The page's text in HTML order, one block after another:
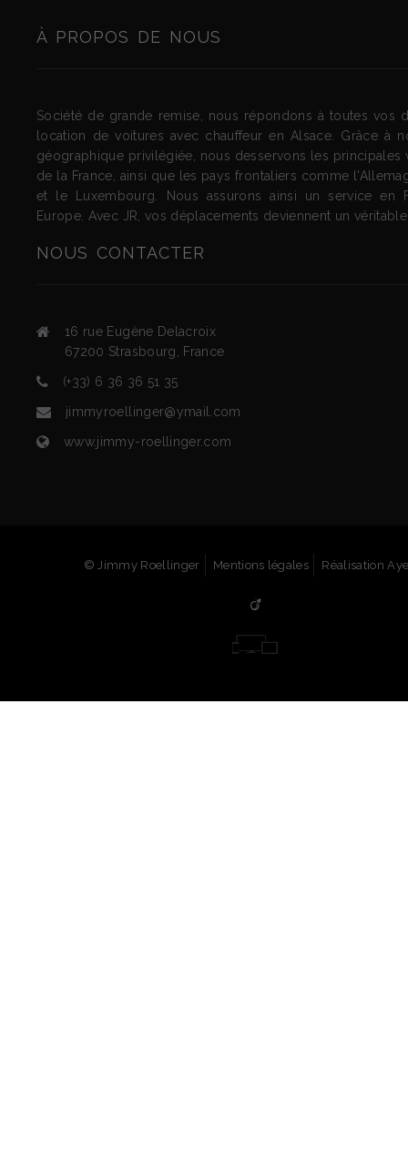
À PROPOS DE NOUS
Société de grande remise, nous répondons à toutes vos
location de voitures avec chauffeur en Alsace. Grâce à
géographique privilégiée, nous desservons les principales
de la France, ainsi que les pays frontaliers comme
et le Luxembourg. Nous assurons ainsi un service en
Europe. Avec JR, vos déplacements deviennent un
NOUS CONTACTER
16 rue Eugène Delacroix
67200 Strasbourg France
(+33) 6 36 36 51 35
jimmyroellinger@ymail.com
www.jimmy-roellinger.com
© Jimmy Roellinger Mentions légales Réalisation